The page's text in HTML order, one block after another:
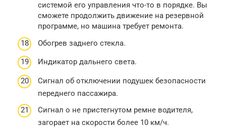
системой его управления что-то в порядке. Вы
сможете продолжить движение на резервной
программе, но машина требует ремонта.
Обогрев заднего стекла.
Индикатор дальнего света.
Сигнал об отключении подушек безопасности
переднего пассажира.
Сигнал о не пристегнутом ремне водителя,
загорает на скорости более 10 км/ч.